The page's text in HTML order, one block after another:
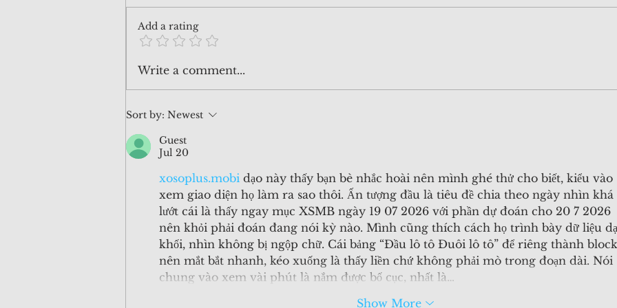
260620 價值投資班 INVA-012
Add a rating
Write a comment...
Sort by: Newest
Guest
Jul 20
xosoplus.mobi dạo này thấy bạn bè nhắc hoài nên mình ghé thử cho biết, kiểu vào
xem giao diện họ làm ra sao thôi. Ấn tượng đầu là tiêu đề chia theo ngày nhìn khá
lướt cái là thấy ngay mục XSMB ngày 19 07 2026 với phần dự đoán cho 20 7 2026
nên khỏi phải đoán đang nói kỳ nào. Mình cũng thích cách họ trình bày dữ liệu
khối, nhìn không bị ngộp chữ. Cái bảng “Đầu lô tô Đuôi lô tô” để riêng thành block
nên mắt bắt nhanh, kéo xuống là thấy liền chứ không phải mò trong đoạn dài. Nói
chung vào xem vài phút là nắm được bố cục, nhất là…
Show More